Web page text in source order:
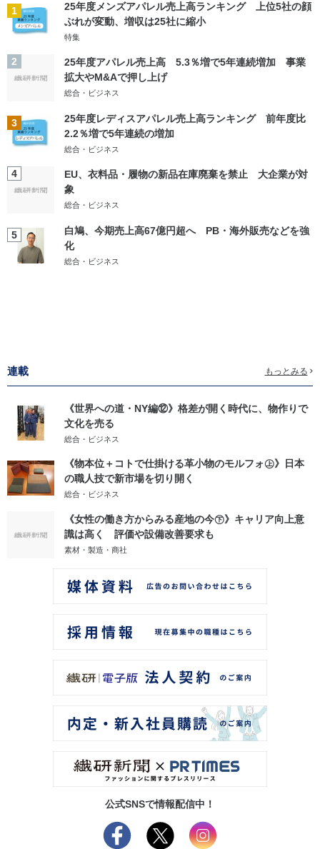
1
25年度メンズアパレル売上高ランキング 上位5社の顔
ぶれが変動、増収は25社に縮小
特集
2
25年度アパレル売上高 5.3％増で5年連続増加 事業
拡大やM&Aで押し上げ
総合・ビジネス
3
25年度レディスアパレル売上高ランキング 前年度比
2.2％増で5年連続の増加
総合・ビジネス
4
EU、衣料品・履物の新品在庫廃棄を禁止 大企業が対
象
総合・ビジネス
5
白鳩、今期売上高67億円超へ PB・海外販売などを強
化
総合・ビジネス
連載 もっとみる
《世界への道・NY編⑫》格差が開く時代に、物作りで
文化を売る
総合・ビジネス
《物本位＋コトで仕掛ける革小物のモルフォ㊤》日本
の職人技で新市場を切り開く
総合・ビジネス
《女性の働き方からみる産地の今㊦》キャリア向上意
識は高く 評価や設備改善要求も
素材・製造・商社
公式SNSで情報配信中！